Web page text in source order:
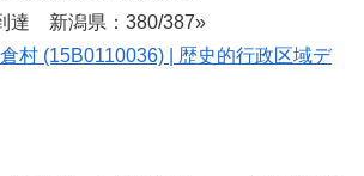
達 新潟県：380/387»
村 (15B0110036) | 歴史的行政区域デ